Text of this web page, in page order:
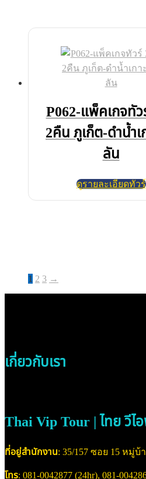
P062-แพ็คเกจทัว
2คืน ภูเก็ต-ดำน้ำเ
ลัน
ดูรายละเอียดทัวร์
1 2 3 →
เกี่ยวกับเรา
Thai Vip Tour | ไทย วีไ
ที่อยู่สำนักงาน: 35/157 ซอย 15 หมู่บ้
โทร: 081-0042877 (24hr), 081-